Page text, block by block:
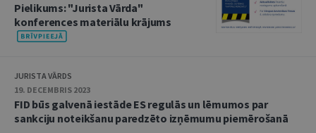
Pielikums: "Jurista Vārda"
konferences materiālu krājums
JURISTA VĀRDS
19. DECEMBRIS 2023
FID būs galvenā iestāde ES regulās un lēmumos par
sankciju noteikšanu paredzēto izņēmumu piemērošanā